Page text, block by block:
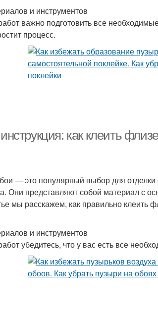
и инструментов
важно подготовить все
процесс.
как клеить
— это популярный выбор для отделки
Они представляют собой материал с
мы расскажем, как правильно
и инструментов
убедитесь, что у вас есть все